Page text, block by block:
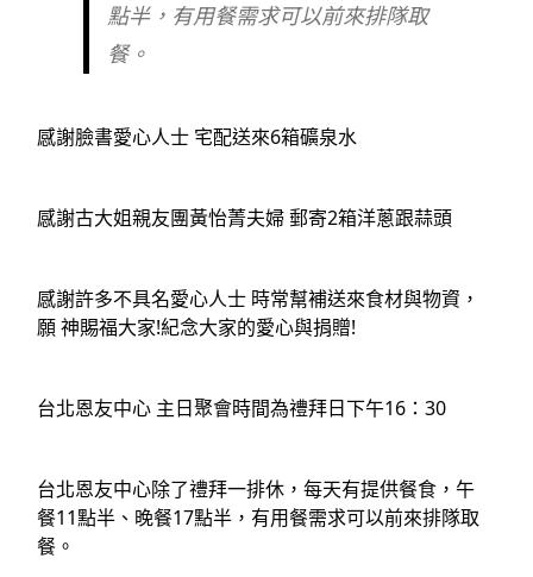
點半，有用餐需求可以前來排隊取
餐。
感謝臉書愛心人士 宅配送來6箱礦泉水
感謝古大姐親友團黃怡菁夫婦 郵寄2箱洋蔥跟蒜頭
感謝許多不具名愛心人士 時常幫補送來食材與物資，
願 神賜福大家!紀念大家的愛心與捐贈!
台北恩友中心 主日聚會時間為禮拜日下午16：30
台北恩友中心除了禮拜一排休，每天有提供餐食，午
餐11點半、晚餐17點半，有用餐需求可以前來排隊取
餐。